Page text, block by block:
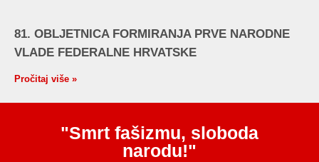
81. OBLJETNICA FORMIRANJA PRVE NARODNE
VLADE FEDERALNE HRVATSKE
Pročitaj više »
"Smrt fašizmu, sloboda
narodu!"